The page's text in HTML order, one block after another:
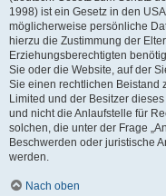
1998) ist ein Gesetz in den
möglicherweise persönliche
hierzu die Zustimmung der
Erziehungsberechtigten
Sie oder die Website, auf der
Sie einen rechtlichen Beistand
Limited und der Besitzer
und nicht die Anlaufstelle für
solchen, die unter der Frage
Beschwerden oder juristische
werden.
Nach oben